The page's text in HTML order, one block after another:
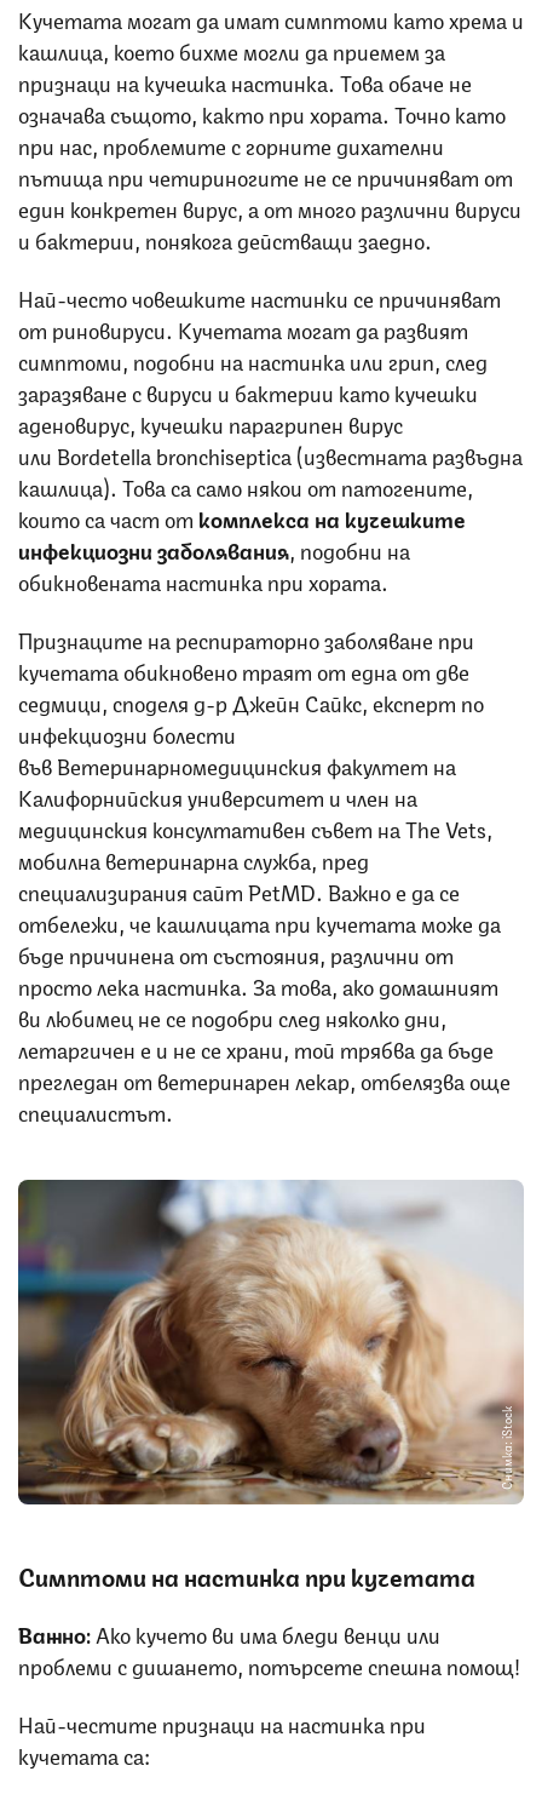
Кучетата могат да имат симптоми като хрема и
кашлица, което бихме могли да приемем за
признаци на кучешка настинка. Това обаче не
означава същото, както при хората. Точно като
при нас, проблемите с горните дихателни
пътища при четириногите не се причиняват от
един конкретен вирус, а от много различни вируси
и бактерии, понякога действащи заедно.
Най-често човешките настинки се причиняват
от риновируси. Кучетата могат да развият
симптоми, подобни на настинка или грип, след
заразяване с вируси и бактерии като кучешки
аденовирус, кучешки парагрипен вирус
или Bordetella bronchiseptica (известната развъдна
кашлица). Това са само някои от патогените,
които са част от комплекса на кучешките
инфекциозни заболявания , подобни на
обикновената настинка при хората.
Признаците на респираторно заболяване при
кучетата обикновено траят от една от две
седмици, споделя д-р Джейн Сайкс, експерт по
инфекциозни болести
във Ветеринарномедицинския факултет на
Калифорнийския университет и член на
медицинския консултативен съвет на The Vets,
мобилна ветеринарна служба, пред
специализирания сайт PetMD. Важно е да се
отбележи, че кашлицата при кучетата може да
бъде причинена от състояния, различни от
просто лека настинка. За това, ако домашният
ви любимец не се подобри след няколко дни,
летаргичен е и не се храни, той трябва да бъде
прегледан от ветеринарен лекар, отбелязва още
специалистът.
Снимка: iStock
Симптоми на настинка при кучетата
Важно:Ако кучето ви има бледи венци или
проблеми с дишането, потърсете спешна помощ!
Най-честите признаци на настинка при
кучетата са: